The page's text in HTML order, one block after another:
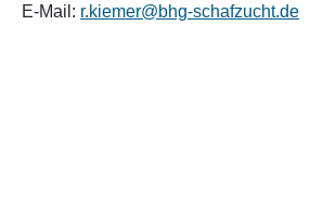
E-Mail: r.kiemer@bhg-schafzucht.de